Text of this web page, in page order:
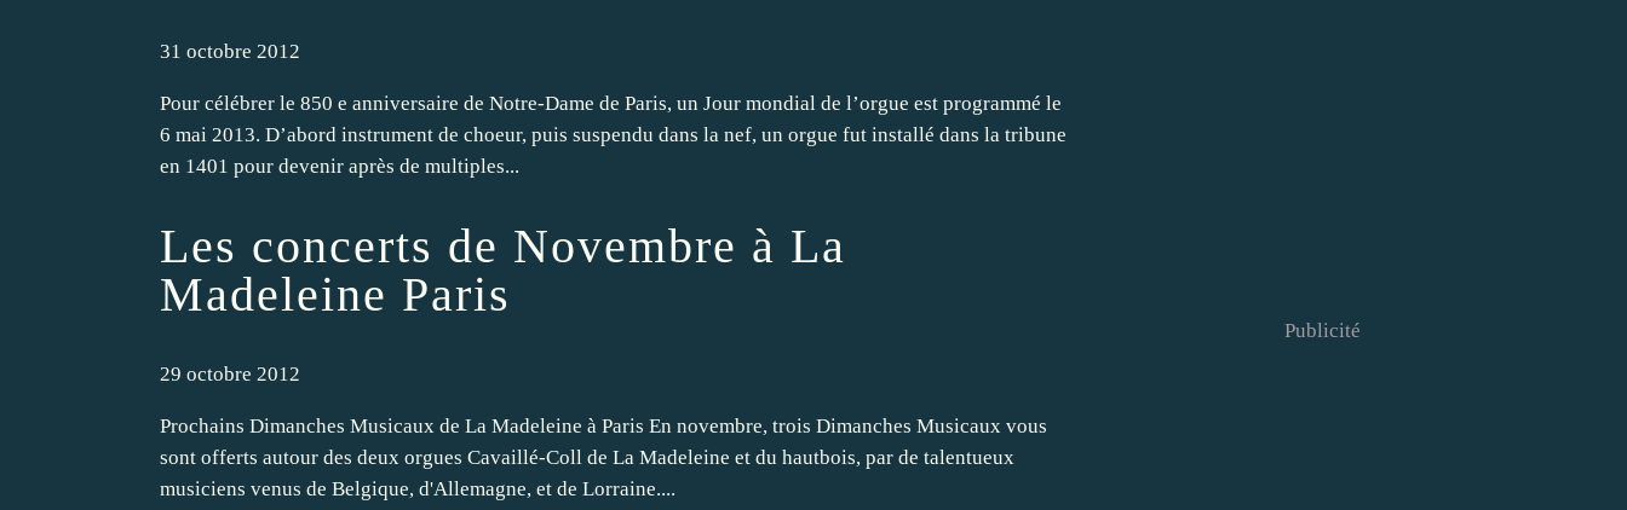
31 octobre 2012
Pour célébrer le 850 e anniversaire de Notre-Dame de Paris, un Jour mondial de l’orgue est programmé le
6 mai 2013. D’abord instrument de choeur, puis suspendu dans la nef, un orgue fut installé dans la tribune
en 1401 pour devenir après de multiples...
Les concerts de Novembre à La
Madeleine Paris
29 octobre 2012
Prochains Dimanches Musicaux de La Madeleine à Paris En novembre, trois Dimanches Musicaux vous
sont offerts autour des deux orgues Cavaillé-Coll de La Madeleine et du hautbois, par de talentueux
musiciens venus de Belgique, d'Allemagne, et de Lorraine....
Publicité